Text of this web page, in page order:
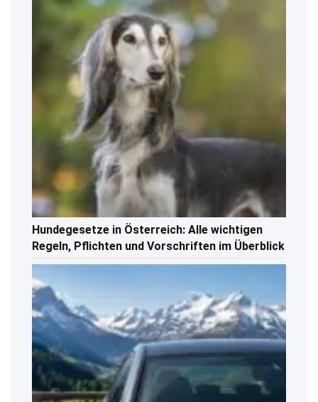
Hundegesetze in Österreich: Alle wichtigen
Regeln, Pflichten und Vorschriften im Überblick